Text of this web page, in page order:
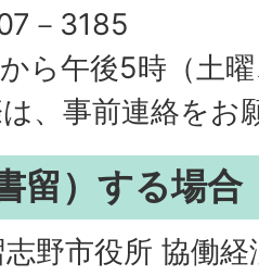
－3185
ら午後5時（土
、事前連絡をお
留）する場合
野市役所 協働